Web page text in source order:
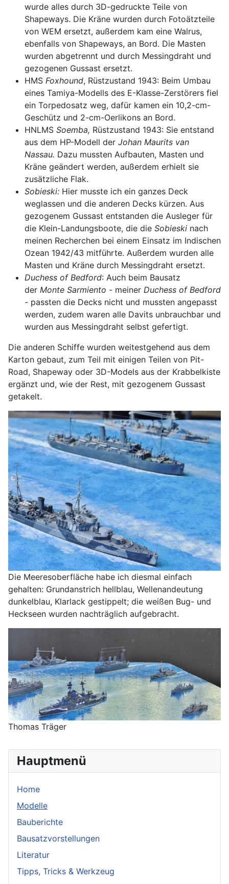
Hauptmenü
Home
Modelle
Bauberichte
Bausatzvorstellungen
Literatur
Tipps, Tricks & Werkzeug
wurde alles durch 3D-gedruckte Teile von
Shapeways. Die Kräne wurden durch Fotoätzteile
von WEM ersetzt, außerdem kam eine Walrus,
ebenfalls von Shapeways, an Bord. Die Masten
wurden abgetrennt und durch Messingdraht und
gezogenen Gussast ersetzt.
HMS Foxhound, Rüstzustand 1943: Beim Umbau
eines Tamiya-Modells des E-Klasse-Zerstörers fiel
ein Torpedosatz weg, dafür kamen ein 10,2-cm-
Geschütz und 2-cm-Oerlikons an Bord.
HNLMS Soemba, Rüstzustand 1943: Sie entstand
aus dem HP-Modell der Johan Maurits van
Nassau. Dazu mussten Aufbauten, Masten und
Kräne geändert werden, außerdem erhielt sie
zusätzliche Flak.
Sobieski: Hier musste ich ein ganzes Deck
weglassen und die anderen Decks kürzen. Aus
gezogenem Gussast entstanden die Ausleger für
die Klein-Landungsboote, die die Sobieski nach
meinen Recherchen bei einem Einsatz im Indischen
Ozean 1942/43 mitführte. Außerdem wurden alle
Masten und Kräne durch Messingdraht ersetzt.
Duchess of Bedford: Auch beim Bausatz
der Monte Sarmiento - meiner Duchess of Bedford
- passten die Decks nicht und mussten angepasst
werden, zudem waren alle Davits unbrauchbar und
wurden aus Messingdraht selbst gefertigt.
Die anderen Schiffe wurden weitestgehend aus dem
Karton gebaut, zum Teil mit einigen Teilen von Pit-
Road, Shapeway oder 3D-Models aus der Krabbelkiste
ergänzt und, wie der Rest, mit gezogenem Gussast
getakelt.
Die Meeresoberfläche habe ich diesmal einfach
gehalten: Grundanstrich hellblau, Wellenandeutung
dunkelblau, Klarlack gestippelt; die weißen Bug- und
Heckseen wurden nachträglich aufgebracht.
Thomas Träger